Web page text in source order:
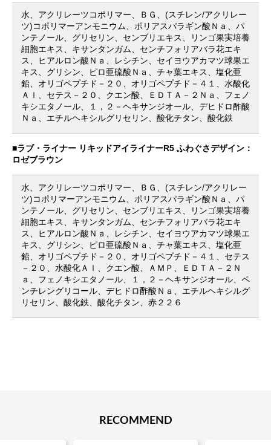
水、アクリレーツコポリマー、ＢＧ、(スチレン/アクリレー
ツ)コポリマーアンモニウム、ポリアスパラギン酸Ｎａ、パ
ンテノール、グリセリン、センブリエキス、リンゴ果実培養
細胞エキス、キサンタンガム、センチフォリアバラ花エキ
ス、ヒアルロン酸Ｎａ、レシチン、セイヨウアカマツ球果エ
キス、グリシン、ピロ亜硫酸Ｎａ、チャ葉エキス、塩化亜
鉛、オリゴペプチド－２０、オリゴペプチド－４１、水酸化
Ａｌ、セテス－２０、クエン酸、ＥＤＴＡ－２Ｎａ、フェノ
キシエタノール、１，２－ヘキサンジオール、デヒドロ酢酸
Ｎａ、エチルヘキシルグリセリン、酸化チタン、酸化鉄
■ラブ・ライナー リキッドアイライナーR5 ふわぐさデザイン：
ロゼブラウン
水、アクリレーツコポリマー、ＢＧ、(スチレン/アクリレー
ツ)コポリマーアンモニウム、ポリアスパラギン酸Ｎａ、パ
ンテノール、グリセリン、センブリエキス、リンゴ果実培養
細胞エキス、キサンタンガム、センチフォリアバラ花エキ
ス、ヒアルロン酸Ｎａ、レシチン、セイヨウアカマツ球果エ
キス、グリシン、ピロ亜硫酸Ｎａ、チャ葉エキス、塩化亜
鉛、オリゴペプチド－２０、オリゴペプチド－４１、セテス
－２０、水酸化Ａｌ、クエン酸、ＡＭＰ、ＥＤＴＡ－２Ｎ
ａ、フェノキシエタノール、１，２－ヘキサンジオール、ペ
ンチレングリコール、デヒドロ酢酸Ｎａ、エチルヘキシルグ
リセリン、酸化鉄、酸化チタン、赤２２６
RECOMMEND